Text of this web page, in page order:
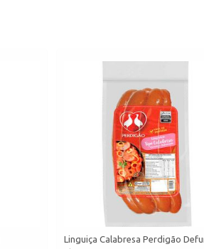
Linguiça Calabresa Perdigão